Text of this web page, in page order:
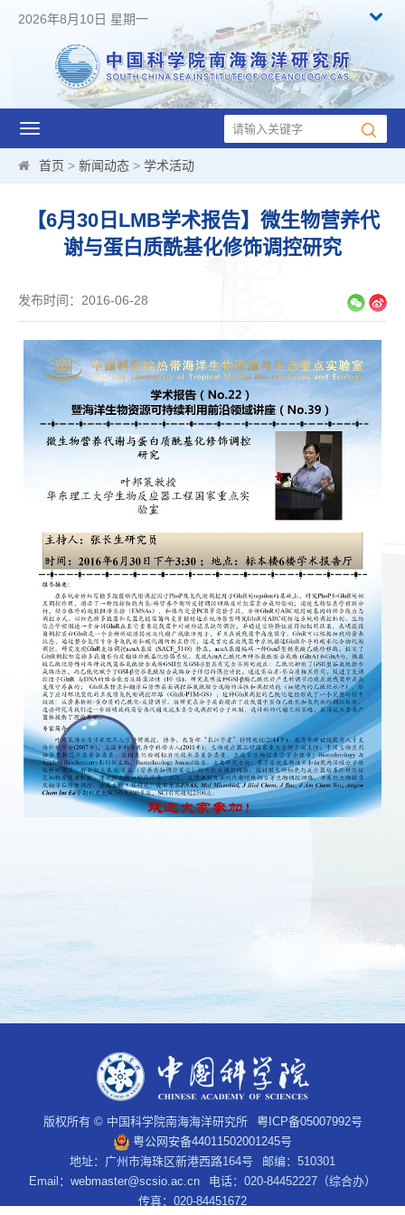
2026年8月10日 星期一
Toggle
navigation
首页 > 新闻动态 > 学术活动
【6月30日LMB学术报告】微生物营养代
谢与蛋白质酰基化修饰调控研究
发布时间：2016-06-28
版权所有 © 中国科学院南海海洋研究所
粤ICP备05007992号
粤公网安备44011502001245号
地址：广州市海珠区新港西路164号
邮编：510301
Email： webmaster@scsio.ac.cn
电话：020-84452227（综合办）
传真：020-84451672